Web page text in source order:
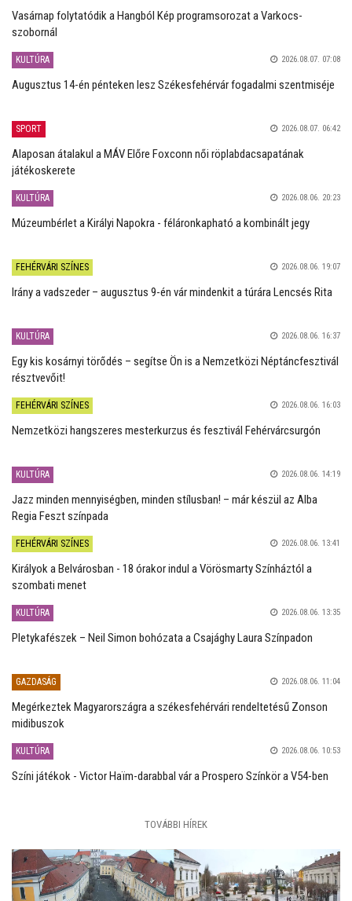
Vasárnap folytatódik a Hangból Kép programsorozat a Varkocs-
szobornál
KULTÚRA 2026.08.07. 07:08
Augusztus 14-én pénteken lesz Székesfehérvár fogadalmi szentmiséje
SPORT 2026.08.07. 06:42
Alaposan átalakul a MÁV Előre Foxconn női röplabdacsapatának
játékoskerete
KULTÚRA 2026.08.06. 20:23
Múzeumbérlet a Királyi Napokra - féláronkapható a kombinált jegy
FEHÉRVÁRI SZÍNES 2026.08.06. 19:07
Irány a vadszeder – augusztus 9-én vár mindenkit a túrára Lencsés Rita
KULTÚRA 2026.08.06. 16:37
Egy kis kosárnyi törődés – segítse Ön is a Nemzetközi Néptáncfesztivál
résztvevőit!
FEHÉRVÁRI SZÍNES 2026.08.06. 16:03
Nemzetközi hangszeres mesterkurzus és fesztivál Fehérvárcsurgón
KULTÚRA 2026.08.06. 14:19
Jazz minden mennyiségben, minden stílusban! – már készül az Alba
Regia Feszt színpada
FEHÉRVÁRI SZÍNES 2026.08.06. 13:41
Királyok a Belvárosban - 18 órakor indul a Vörösmarty Színháztól a
szombati menet
KULTÚRA 2026.08.06. 13:35
Pletykafészek – Neil Simon bohózata a Csajághy Laura Színpadon
GAZDASÁG 2026.08.06. 11:04
Megérkeztek Magyarországra a székesfehérvári rendeltetésű Zonson
midibuszok
KULTÚRA 2026.08.06. 10:53
Színi játékok - Victor Haïm-darabbal vár a Prospero Színkör a V54-ben
TOVÁBBI HÍREK